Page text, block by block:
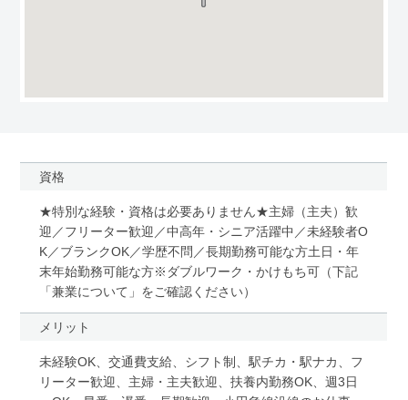
資格
★特別な経験・資格は必要ありません★主婦（主夫）歓
迎／フリーター歓迎／中高年・シニア活躍中／未経験者O
K／ブランクOK／学歴不問／長期勤務可能な方土日・年
末年始勤務可能な方※ダブルワーク・かけもち可（下記
「兼業について」をご確認ください）
メリット
未経験OK、交通費支給、シフト制、駅チカ・駅ナカ、フ
リーター歓迎、主婦・主夫歓迎、扶養内勤務OK、週3日